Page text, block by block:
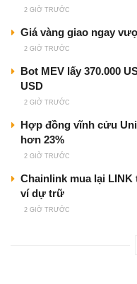
2 GIỜ TRƯỚC
Giá vàng giao ngay
2 GIỜ TRƯỚC
Bot MEV lấy 370.000
USD
2 GIỜ TRƯỚC
Hợp đồng vĩnh cửu
hơn 23%
2 GIỜ TRƯỚC
Chainlink mua lại LINK
ví dự trữ
2 GIỜ TRƯỚC